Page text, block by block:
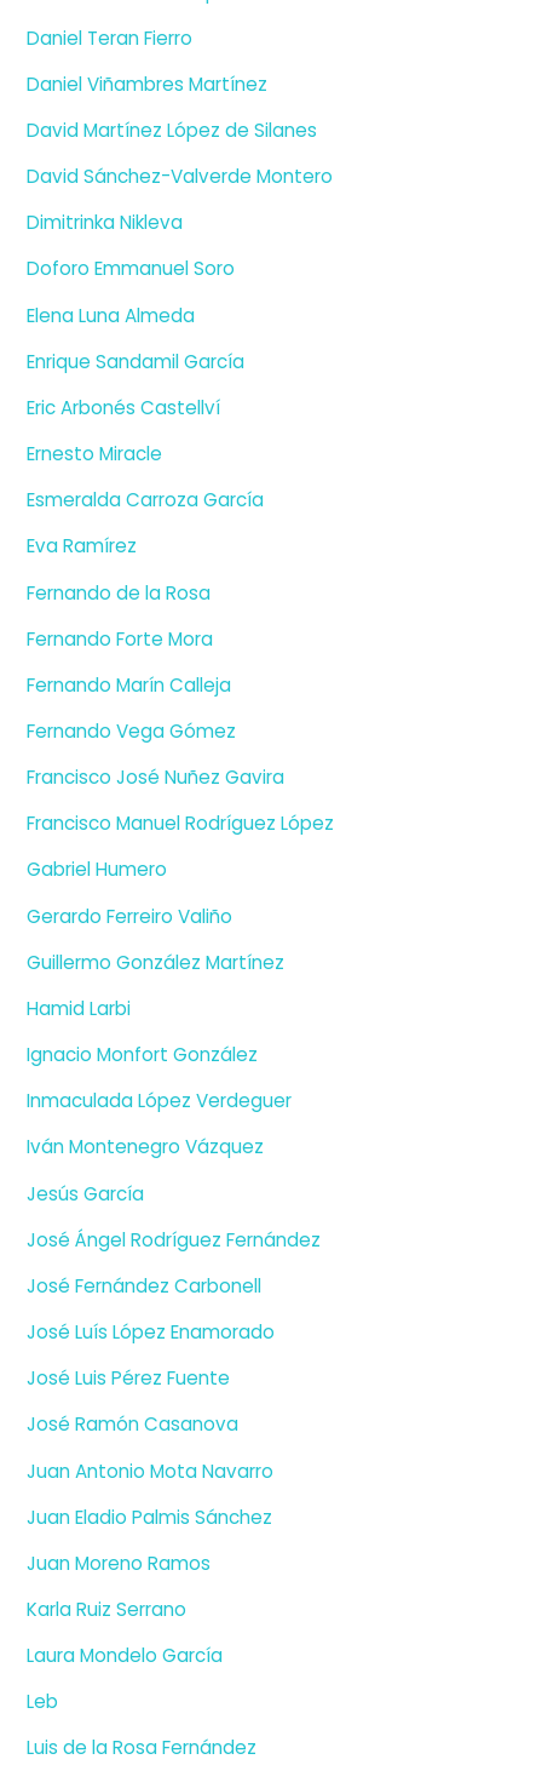
Daniel Teran Fierro
Daniel Viñambres Martínez
David Martínez López de Silanes
David Sánchez-Valverde Montero
Dimitrinka Nikleva
Doforo Emmanuel Soro
Elena Luna Almeda
Enrique Sandamil García
Eric Arbonés Castellví
Ernesto Miracle
Esmeralda Carroza García
Eva Ramírez
Fernando de la Rosa
Fernando Forte Mora
Fernando Marín Calleja
Fernando Vega Gómez
Francisco José Nuñez Gavira
Francisco Manuel Rodríguez López
Gabriel Humero
Gerardo Ferreiro Valiño
Guillermo González Martínez
Hamid Larbi
Ignacio Monfort González
Inmaculada López Verdeguer
Iván Montenegro Vázquez
Jesús García
José Ángel Rodríguez Fernández
José Fernández Carbonell
José Luís López Enamorado
José Luis Pérez Fuente
José Ramón Casanova
Juan Antonio Mota Navarro
Juan Eladio Palmis Sánchez
Juan Moreno Ramos
Karla Ruiz Serrano
Laura Mondelo García
Leb
Luis de la Rosa Fernández